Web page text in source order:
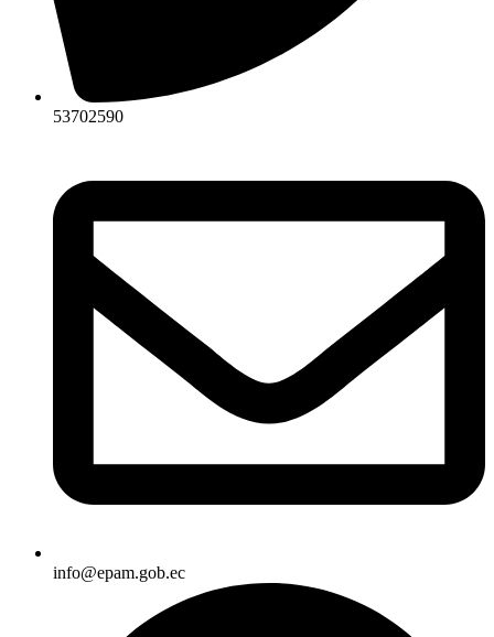
53702590
info@epam.gob.ec